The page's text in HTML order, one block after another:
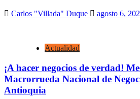
Carlos "Villada" Duque agosto 6,
Actualidad
¡A hacer negocios de verdad!
Macrorrueda Nacional de
Antioquia